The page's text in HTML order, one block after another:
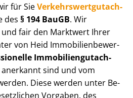
für SieVer­kehrs­wert­gut­ach­
des § 194 BauGB. Wir
fair den Marktwert Ihrer
von Heid Im­mo­bi­li­en­be­wer­
Im­mo­bi­li­en­gut­ach­
sind und vom
Diese werden unter Be­
Vorgaben, des